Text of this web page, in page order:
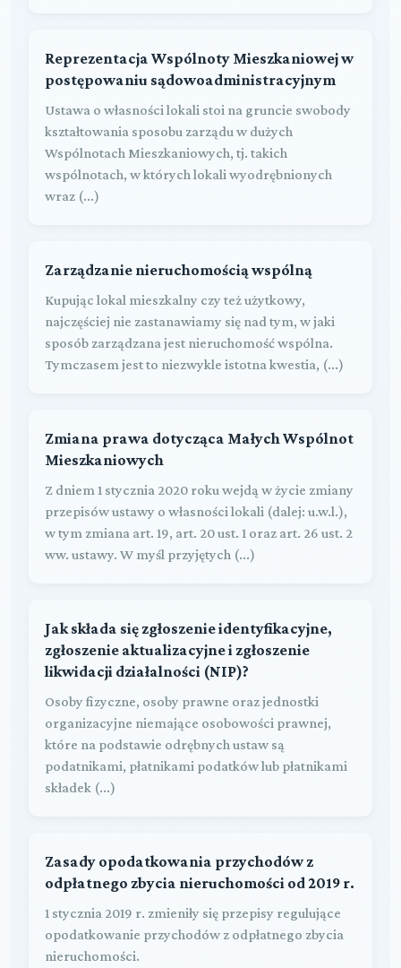
Reprezentacja Wspólnoty Mieszkaniowej w
postępowaniu sądowoadministracyjnym
Ustawa o własności lokali stoi na gruncie swobody
kształtowania sposobu zarządu w dużych
Wspólnotach Mieszkaniowych, tj. takich
wspólnotach, w których lokali wyodrębnionych
wraz (...)
Zarządzanie nieruchomością wspólną
Kupując lokal mieszkalny czy też użytkowy,
najczęściej nie zastanawiamy się nad tym, w jaki
sposób zarządzana jest nieruchomość wspólna.
Tymczasem jest to niezwykle istotna kwestia, (...)
Zmiana prawa dotycząca Małych Wspólnot
Mieszkaniowych
Z dniem 1 stycznia 2020 roku wejdą w życie zmiany
przepisów ustawy o własności lokali (dalej: u.w.l.),
w tym zmiana art. 19, art. 20 ust. 1 oraz art. 26 ust. 2
ww. ustawy. W myśl przyjętych (...)
Jak składa się zgłoszenie identyfikacyjne,
zgłoszenie aktualizacyjne i zgłoszenie
likwidacji działalności (NIP)?
Osoby fizyczne, osoby prawne oraz jednostki
organizacyjne niemające osobowości prawnej,
które na podstawie odrębnych ustaw są
podatnikami, płatnikami podatków lub płatnikami
składek (...)
Zasady opodatkowania przychodów z
odpłatnego zbycia nieruchomości od 2019 r.
1 stycznia 2019 r. zmieniły się przepisy regulujące
opodatkowanie przychodów z odpłatnego zbycia
nieruchomości.